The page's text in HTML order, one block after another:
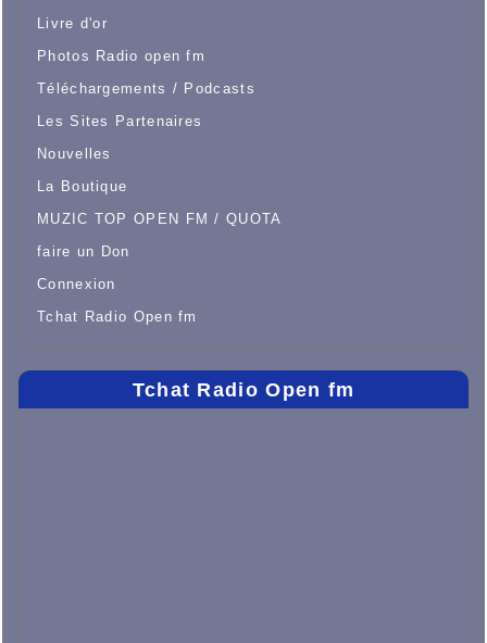
Livre d'or
Photos Radio open fm
Téléchargements / Podcasts
Les Sites Partenaires
Nouvelles
La Boutique
MUZIC TOP OPEN FM / QUOTA
faire un Don
Connexion
Tchat Radio Open fm
Tchat Radio Open fm